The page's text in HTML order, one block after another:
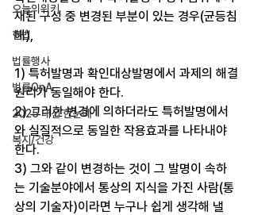
오늘의위키
헌법
법률행사
법률QnA
2025 대선 한눈에
복지/건강
재된 구성 중 변경된 부분이 있는 경우(균등침
해),
1) 특허발명과 확인대상발명에서 과제의 해결
원리가 동일해야 한다.
2) 그러한 변경에 의하더라도 특허발명에서
와 실질적으로 동일한 작용효과를 나타내야
한다.
3) 그와 같이 변경하는 것이 그 발명이 속하
는 기술분야에서 통상의 지식을 가진 사람(통
상의 기술자)이라면 누구나 쉽게 생각해 낼